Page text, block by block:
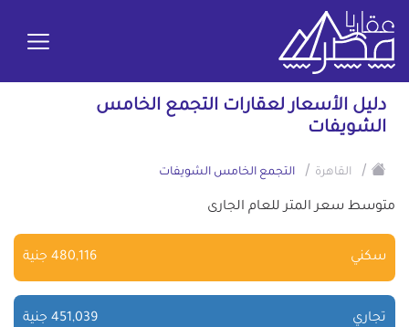
دليل الأسعار لعقارات التجمع الخامس
الشويفات
/ القاهرة / التجمع الخامس الشويفات
متوسط سعر المتر للعام الجارى
سكني 480,116 جنية
تجاري 451,039 جنية